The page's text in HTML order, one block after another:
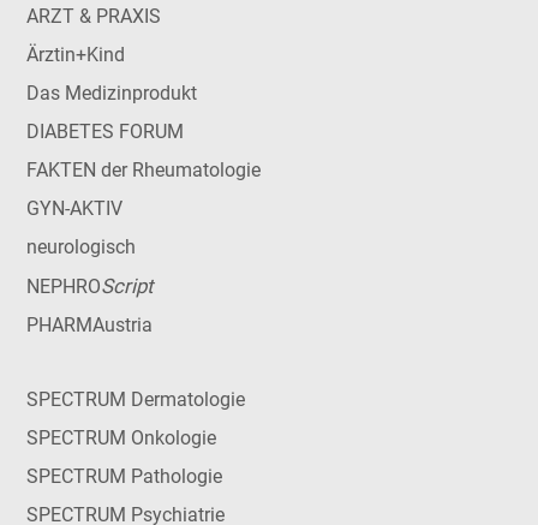
ARZT & PRAXIS
Ärztin+Kind
Das Medizinprodukt
DIABETES FORUM
FAKTEN der Rheumatologie
GYN-AKTIV
neurologisch
NEPHROScript
PHARMAustria
SPECTRUM Dermatologie
SPECTRUM Onkologie
SPECTRUM Pathologie
SPECTRUM Psychiatrie